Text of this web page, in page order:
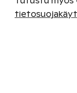
Sisällön